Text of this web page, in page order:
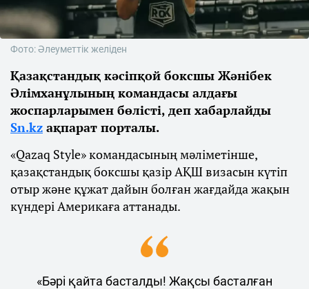
Фото: Әлеуметтік желіден
Қазақстандық кәсіпқой боксшы Жәнібек
Әлімханұлының командасы алдағы
жоспарларымен бөлісті, деп хабарлайды
Sn.kz ақпарат порталы.
«Qazaq Style» командасының мәліметінше,
қазақстандық боксшы қазір АҚШ визасын күтіп
отыр және құжат дайын болған жағдайда жақын
күндері Америкаға аттанады.
«Бәрі қайта басталды! Жақсы басталған